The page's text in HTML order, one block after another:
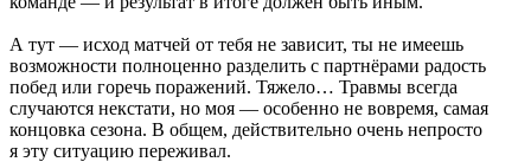
А тут — исход матчей от тебя не зависит, ты не имеешь
возможности полноценно разделить с партнёрами радость
побед или горечь поражений. Тяжело… Травмы всегда
случаются некстати, но моя — особенно не вовремя, самая
концовка сезона. В общем, действительно очень непросто
я эту ситуацию переживал.